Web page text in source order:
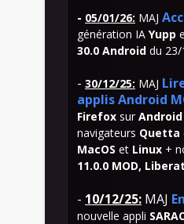
- 05/01/26: MAJ
génération IA Yupp
30.0 Android du
- 30/12/25: MAJ
applis Android
Firefox surAndroid
navigateurs Quetta
MacOS et Linux +
11.0.0 MOD,
- 10/12/25: MAJ
nouvelle appli